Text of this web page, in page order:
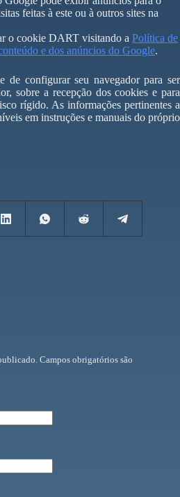
feitas à este ou à outros sites na
o cookie DART visitando a Política de
e dos anúncios do Google.
de configurar seu navegador para ser
sobre a recepção dos cookies e para
rígido. As informações pertinentes a
em instruções e manuais do próprio
Campos obrigatórios são